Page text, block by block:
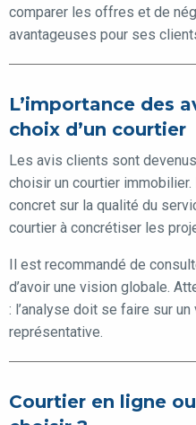
comparer les offres et de
avantageuses pour ses
L’importance des
choix d’un courtier
Les avis clients sont
choisir un courtier
concret sur la qualité du
courtier à concrétiser les
Il est recommandé de
d’avoir une vision globale.
: l’analyse doit se faire sur
représentative.
Courtier en ligne